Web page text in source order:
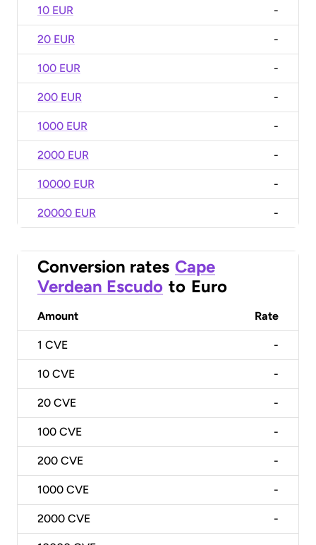
10 EUR -
20 EUR -
100 EUR -
200 EUR -
1000 EUR -
2000 EUR -
10000 EUR -
20000 EUR -
Conversion rates Cape
Verdean Escudo to Euro
Amount Rate
1 CVE -
10 CVE -
20 CVE -
100 CVE -
200 CVE -
1000 CVE -
2000 CVE -